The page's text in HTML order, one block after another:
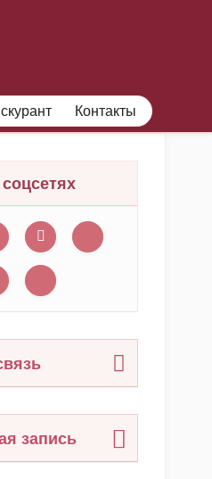
Контакты
запись